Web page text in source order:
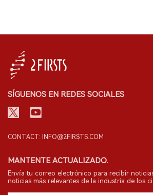
SÍGUENOS EN REDES SOCIALES
CONTACT: INFO@2FIRSTS.COM
MANTENTE ACTUALIZADO.
Envía tu correo electrónico para recibir
noticias más relevantes de la industria de los